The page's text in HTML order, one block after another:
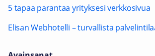
5 tapaa parantaa yrityksesi verkkosivua
Elisan Webhotelli – turvallista